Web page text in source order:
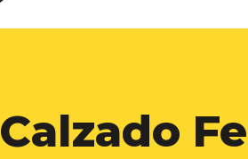
Calzado